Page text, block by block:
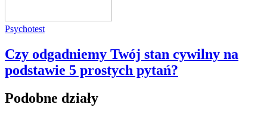
Psychotest
Czy odgadniemy Twój stan cywilny na
podstawie 5 prostych pytań?
Podobne działy